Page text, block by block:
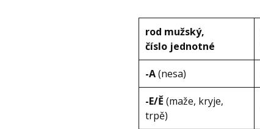
rod mužský,
číslo jednotné
-A(nesa)
-E/Ě (maže, kryje,
trpě)